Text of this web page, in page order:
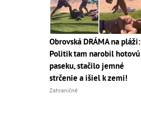
Obrovská DRÁMA na pláži:
Politik tam narobil hotovú
paseku, stačilo jemné
strčenie a išiel k zemi!
Zahraničné